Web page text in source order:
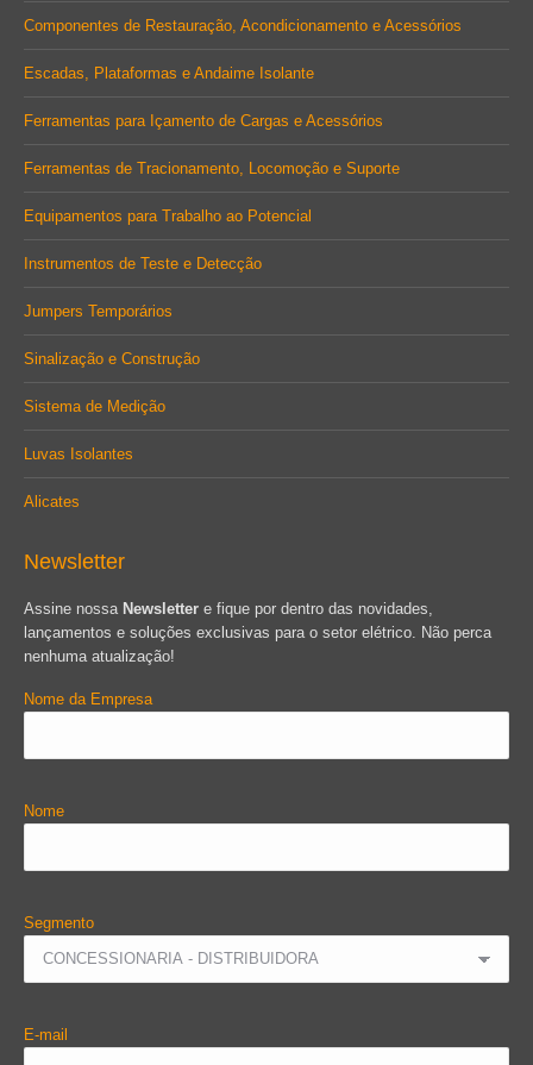
Componentes de Restauração, Acondicionamento e Acessórios
Escadas, Plataformas e Andaime Isolante
Ferramentas para Içamento de Cargas e Acessórios
Ferramentas de Tracionamento, Locomoção e Suporte
Equipamentos para Trabalho ao Potencial
Instrumentos de Teste e Detecção
Jumpers Temporários
Sinalização e Construção
Sistema de Medição
Luvas Isolantes
Alicates
Newsletter
Assine nossa Newsletter e fique por dentro das novidades,
lançamentos e soluções exclusivas para o setor elétrico. Não perca
nenhuma atualização!
Nome da Empresa
Nome
Segmento
E-mail